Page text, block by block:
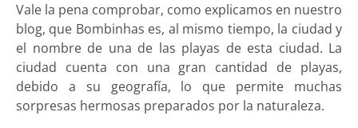
Vale la pena comprobar, como explicamos en nuestro
blog, que Bombinhas es, al mismo tiempo, la ciudad y
el nombre de una de las playas de esta ciudad. La
ciudad cuenta con una gran cantidad de playas,
debido a su geografía, lo que permite muchas
sorpresas hermosas preparados por la naturaleza.